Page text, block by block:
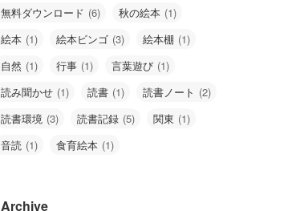
無料ダウンロード (6) 秋の絵本 (1)
絵本 (1) 絵本ビンゴ (3) 絵本棚 (1)
自然 (1) 行事 (1) 言葉遊び (1)
読み聞かせ (1) 読書 (1) 読書ノート (2)
読書環境 (3) 読書記録 (5) 関東 (1)
音読 (1) 食育絵本 (1)
Archive